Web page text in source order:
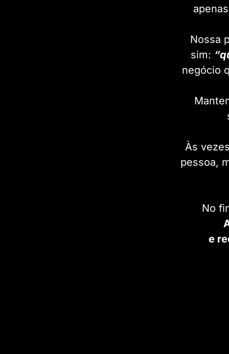
Nossa
sim:
negócio
Às
pessoa,
No
e